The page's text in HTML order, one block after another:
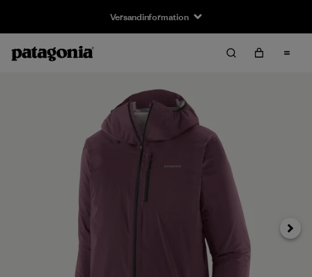
Versandinformation
Weiter